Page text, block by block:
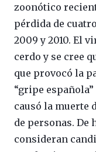
zoonótico
pérdida de
2009 y 2010. El
cerdo y se cree
que provocó la
“gripe española”
causó la muerte
de personas. De
consideran